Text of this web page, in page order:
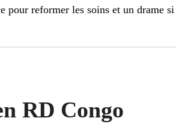
pour reformer les soins et un drame
RD Congo